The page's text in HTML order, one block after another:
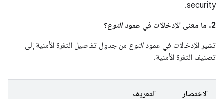
security.
2. ما معنى الإدخالات في عمود
النوع؟
تشير الإدخالات في عمودالنوع من جدول تفاصيل الثغرة الأمنية إلى
تصنيف الثغرة الأمنية.
الاختصار التعريف